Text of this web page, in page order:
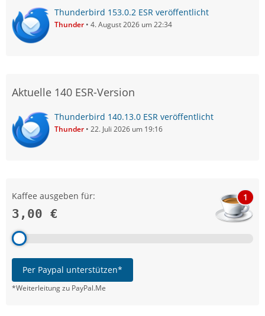
Thunderbird 153.0.2 ESR veröffentlicht
Thunder 4. August 2026 um 22:34
Aktuelle 140 ESR-Version
Thunderbird 140.13.0 ESR veröffentlicht
Thunder 22. Juli 2026 um 19:16
Kaffee ausgeben für:
3,00 €
1
Per Paypal unterstützen*
*Weiterleitung zu PayPal.Me